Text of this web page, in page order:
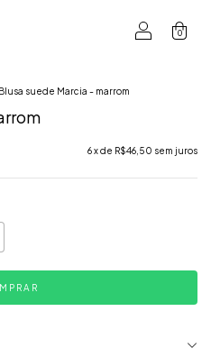
0
Blusa suede Marcia - marrom
6x de R$46,50 sem juros